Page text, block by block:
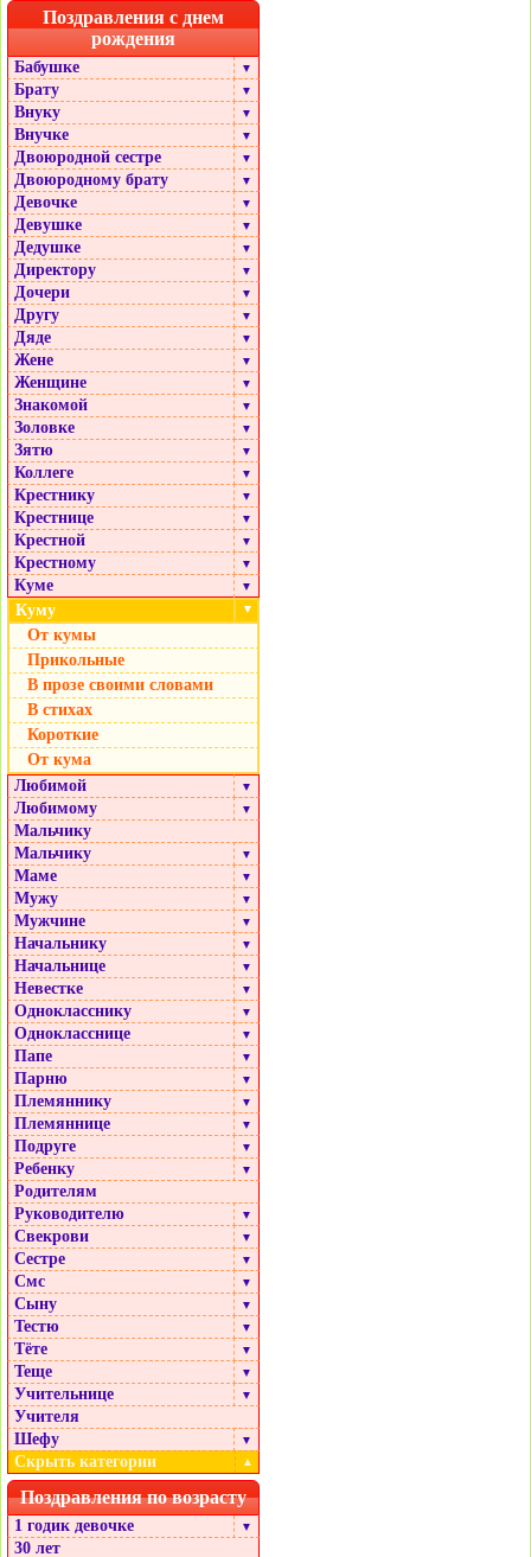
Поздравления с днем
рождения
Бабушке ▼
Брату ▼
Внуку ▼
Внучке ▼
Двоюродной сестре ▼
Двоюродному брату ▼
Девочке ▼
Девушке ▼
Дедушке ▼
Директору ▼
Дочери ▼
Другу ▼
Дяде ▼
Жене ▼
Женщине ▼
Знакомой ▼
Золовке ▼
Зятю ▼
Коллеге ▼
Крестнику ▼
Крестнице ▼
Крестной ▼
Крестному ▼
Куме ▼
Куму ▼
От кумы
Прикольные
В прозе своими словами
В стихах
Короткие
От кума
Любимой
▼
Любимому ▼
Мальчику
Мальчику
▼
Маме ▼
Мужу ▼
Мужчине ▼
Начальнику ▼
Начальнице ▼
Невестке ▼
Однокласснику ▼
Однокласснице ▼
Папе ▼
Парню ▼
Племяннику ▼
Племяннице ▼
Подруге ▼
Ребенку ▼
Родителям
Руководителю
▼
Свекрови ▼
Сестре ▼
Смс ▼
Сыну ▼
Тестю ▼
Тёте ▼
Теще ▼
Учительнице ▼
Учителя
Шефу
▼
Скрыть категории ▲
Поздравления по возрасту
1 годик девочке ▼
30 лет